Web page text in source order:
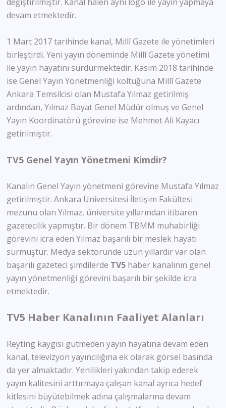
devam etmektedir.
1 Mart 2017 tarihinde kanal, Millî Gazete ile yönetimleri
birleştirdi. Yeni yayın döneminde Millî Gazete yönetimi
ile yayın hayatını sürdürmektedir. Kasım 2018 tarihinde
ise Genel Yayın Yönetmenliği koltuğuna Millî Gazete
Ankara Temsilcisi olan Mustafa Yılmaz getirilmiş
ardından, Yılmaz Bayat Genel Müdür olmuş ve Genel
Yayın Koordinatörü görevine ise Mehmet Ali Kayacı
getirilmiştir.
TV5 Genel Yayın Yönetmeni Kimdir?
Kanalın Genel Yayın yönetmeni görevine Mustafa Yılmaz
getirilmiştir. Ankara Üniversitesi İletişim Fakültesi
mezunu olan Yılmaz, üniversite yıllarından itibaren
gazetecilik yapmıştır. Bir dönem TBMM muhabirliği
görevini icra eden Yılmaz başarılı bir meslek hayatı
sürmüştür. Medya sektöründe uzun yıllardır var olan
başarılı gazeteci şimdilerde TV5 haber kanalının genel
yayın yönetmenliği görevini başarılı bir şekilde icra
etmektedir.
TV5 Haber Kanalının Faaliyet Alanları
Reyting kaygısı gütmeden yayın hayatına devam eden
kanal, televizyon yayıncılığına ek olarak görsel basında
da yer almaktadır. Yenilikleri yakından takip ederek
yayın kalitesini arttırmaya çalışan kanal ayrıca hedef
kitlesini büyütebilmek adına çalışmalarına devam